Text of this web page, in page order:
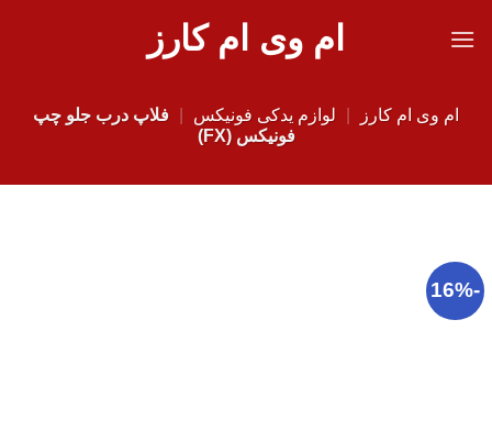
ام وی ام کارز
ام وی ام کارز لوازم یدکی فونیکس
فلاپ درب جلو چپ
فونیکس (FX)
-16%